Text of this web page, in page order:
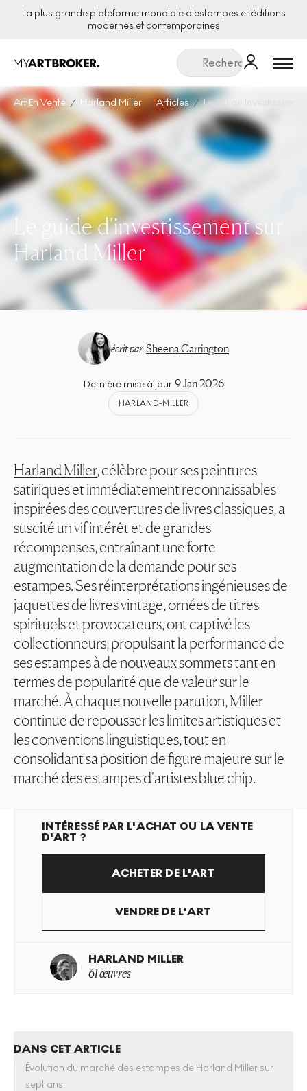
La plus grande plateforme mondiale d'estampes et éditions
modernes et contemporaines
Menu
Art En Vente Harland Miller Articles Le Guide
Le guide d'investissement sur
Harland Miller
écrit par Sheena Carrington
Dernière mise à jour 9 Jan 2026
HARLAND-MILLER
Harland Miller, célèbre pour ses peintures
satiriques et immédiatement reconnaissables
inspirées des couvertures de livres classiques, a
suscité un vif intérêt et de grandes
récompenses, entraînant une forte
augmentation de la demande pour ses
estampes. Ses réinterprétations ingénieuses de
jaquettes de livres vintage, ornées de titres
spirituels et provocateurs, ont captivé les
collectionneurs, propulsant la performance de
ses estampes à de nouveaux sommets tant en
termes de popularité que de valeur sur le
marché. À chaque nouvelle parution, Miller
continue de repousser les limites artistiques et
les conventions linguistiques, tout en
consolidant sa position de figure majeure sur le
marché des estampes d'artistes blue chip.
INTÉRESSÉ PAR L'ACHAT OU LA VENTE
D'ART ?
ACHETER DE L'ART
VENDRE DE L'ART
HARLAND MILLER
61 œuvres
DANS CET ARTICLE
Évolution du marché des estampes de Harland Miller sur
sept ans